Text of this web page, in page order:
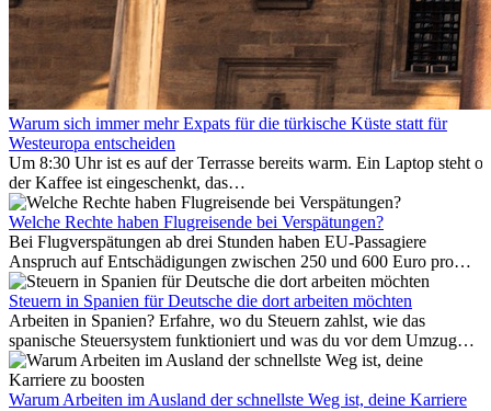
Warum sich immer mehr Expats für die türkische Küste statt für
Westeuropa entscheiden
Um 8:30 Uhr ist es auf der Terrasse bereits warm. Ein Laptop steht
der Kaffee ist eingeschenkt, das
Meer ist nur wenige Meter entfernt. Für viele Expats in
Antalya ist das kein Urlaub. So beginnt ihr Alltag.
Welche Rechte haben Flugreisende bei Verspätungen?
Bei Flugverspätungen ab drei Stunden haben EU-Passagiere
Anspruch auf Entschädigungen zwischen 250 und 600 Euro pro
Person – gestaffelt nach Flugdistanz. Zusätzlich können entstandene
Folgekosten wie Hotelübernachtungen oder verpasste
Anschlussflüge erstattet werden. Bereits ab zwei Stunden
Verspätung muss die Airline Verpflegung und
Kommunikationsmöglichkeiten bereitstellen. Verweigert die
Fluggesellschaft die Zahlung, ist das nicht das letzte Wort:
Schlichtungsstellen und spezialisierte Portale helfen kostenlos oder
Steuern in Spanien für Deutsche die dort arbeiten möchten
Arbeiten in Spanien? Erfahre, wo du Steuern zahlst, wie das
spanische Steuersystem funktioniert und was du vor dem Umzug
beachten musst.
Warum Arbeiten im Ausland der schnellste Weg ist, deine Karriere